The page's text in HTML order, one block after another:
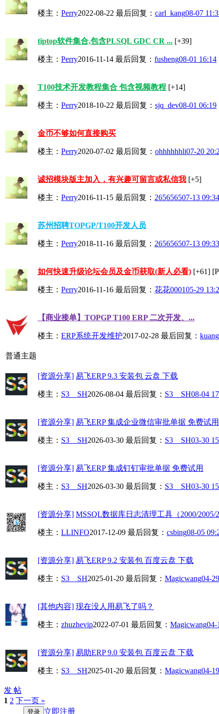
楼主： Perry2022-08-22 最后回复： carl_kang08-07
tiptop软件集合,包含PLSQL GDC CR ... [+39]
楼主： Perry2016-11-14 最后回复： fusheng08-01 16:14
T100技术开发教程集合 包含视频教程 [+14]
楼主： Perry2018-10-22 最后回复： sjq_dev08-01 06:19
金币不够如何直接购买
楼主： Perry2020-07-02 最后回复： ohhhhhhli07-20
诚招模块版主加入，有兴趣可留言或私信我 [+5]
楼主： Perry2016-11-15 最后回复： 265656507-13 09:34
苏州招聘TOPGP/T100开发人员
楼主： Perry2018-11-16 最后回复： 265656507-13 09:33
如何快速升级论坛会员及金币获取(新人必看) [+61]
楼主： Perry2016-11-16 最后回复： 花花000105-29
【商业接单】TOPGP T100 ERP 二次开发、...
楼主： ERP系统开发维护2017-02-28 最后回复：
普通主题
[资源分享] 易飞ERP 9.3 安装包 云盘 下载
楼主： S3__SH2026-08-04 最后回复： S3__SH08-04
[资源分享] 易飞ERP 集成企业微信审批单据 免费试用
楼主： S3__SH2026-03-30 最后回复： S3__SH03-30
[资源分享] 易飞ERP 集成钉钉审批单据 免费试用
楼主： S3__SH2026-03-30 最后回复： S3__SH03-30
[资源分享] MSSQL数据库日志清理工具（2000/2005/
楼主： LLINFO2017-12-09 最后回复： csbing08-05
[资源分享] 易飞ERP 9.2 安装包 百度云盘 下载
楼主： S3__SH2025-01-20 最后回复： Magicwang04-
[其他内容] 现在没人用易飞了吗？
楼主： zhuzhevip2022-07-01 最后回复： Magicwang04-
[资源分享] 易助ERP 9.0 安装包 百度云盘 下载
楼主： S3__SH2025-01-20 最后回复： Magicwang04-
发 帖
1 2 下一页 »
登录 立即注册